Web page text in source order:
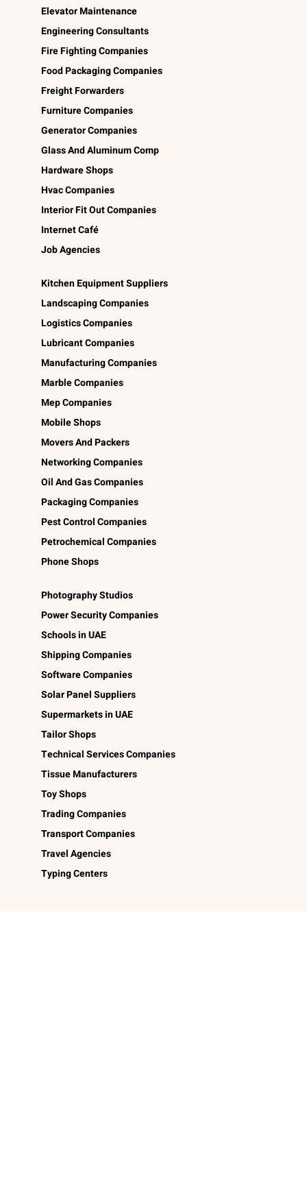
Elevator Maintenance
Engineering Consultants
Fire Fighting Companies
Food Packaging Companies
Freight Forwarders
Furniture Companies
Generator Companies
Glass And Aluminum Comp
Hardware Shops
Hvac Companies
Interior Fit Out Companies
Internet Café
Job Agencies
Kitchen Equipment Suppliers
Landscaping Companies
Logistics Companies
Lubricant Companies
Manufacturing Companies
Marble Companies
Mep Companies
Mobile Shops
Movers And Packers
Networking Companies
Oil And Gas Companies
Packaging Companies
Pest Control Companies
Petrochemical Companies
Phone Shops
Photography Studios
Power Security Companies
Schools in UAE
Shipping Companies
Software Companies
Solar Panel Suppliers
Supermarkets in UAE
Tailor Shops
Technical Services Companies
Tissue Manufacturers
Toy Shops
Trading Companies
Transport Companies
Travel Agencies
Typing Centers